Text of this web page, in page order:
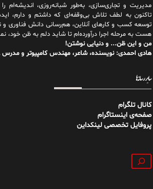
مدیریت و تجاری‌سازی، به‌طور شبانه‌روزی، اندیشه‌ام
تاکنون به لطف تلاش بی‌وقفه‌ای که داشتم و دارم،
توسعه کسب و کارهای آنلاین، هم‌رسانی دانش فناوری و
هست به مرحله اجرا درآورده‌ام تا شاید دلم به ظن خود،
من و این ظن... و دنیایی نوشتن!
هادی احمدی: نویسنده، شاعر، مهندس کامپیوتر و مدرس ITIL.
سایر رسانه‌ها
کانال تلگرام
صفحه‌ی اینستاگرام
پروفایل تخصصی لینکداین
جستجو